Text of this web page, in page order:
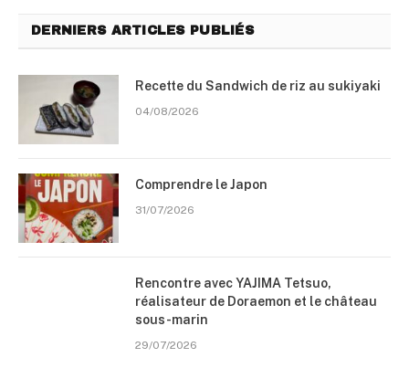
DERNIERS ARTICLES PUBLIÉS
Recette du Sandwich de riz au sukiyaki
04/08/2026
Comprendre le Japon
31/07/2026
Rencontre avec YAJIMA Tetsuo,
réalisateur de Doraemon et le château
sous-marin
29/07/2026